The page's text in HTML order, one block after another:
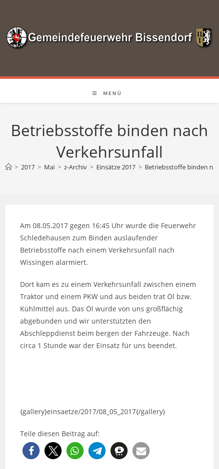
springen
MENÜ
Betriebsstoffe binden nach
Verkehrsunfall
> 2017 > Mai > z-Archiv > Einsätze 2017 > Betriebsstoffe binden
Am 08.05.2017 gegen 16:45 Uhr wurde die Feuerwehr
Schledehausen zum Binden auslaufender
Betriebsstoffe nach einem Verkehrsunfall nach
Wissingen alarmiert.
Dort kam es zu einem Verkehrsunfall zwischen einem
Traktor und einem PKW und aus beiden trat Öl bzw.
Kühlmittel aus. Das Öl wurde von uns großflächig
abgebunden und wir unterstützten den
Abschleppdienst beim bergen der Fahrzeuge. Nach
circa 1 Stunde war der Einsatz für uns beendet.
{gallery}einsaetze/2017/08_05_2017{/gallery}
Teile diesen Beitrag auf: